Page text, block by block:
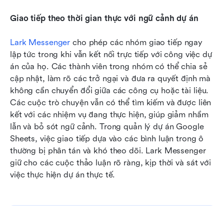
Giao tiếp theo thời gian thực với ngữ cảnh dự án
Lark Messenger cho phép các nhóm giao tiếp ngay
lập tức trong khi vẫn kết nối trực tiếp với công việc dự
án của họ. Các thành viên trong nhóm có thể chia sẻ
cập nhật, làm rõ các trở ngại và đưa ra quyết định mà
không cần chuyển đổi giữa các công cụ hoặc tài liệu.
Các cuộc trò chuyện vẫn có thể tìm kiếm và được liên
kết với các nhiệm vụ đang thực hiện, giúp giảm nhầm
lẫn và bỏ sót ngữ cảnh. Trong quản lý dự án Google
Sheets, việc giao tiếp dựa vào các bình luận trong ô
thường bị phân tán và khó theo dõi. Lark Messenger
giữ cho các cuộc thảo luận rõ ràng, kịp thời và sát với
việc thực hiện dự án thực tế.